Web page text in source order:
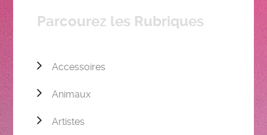
Parcourez les Rubriques
Accessoires
Animaux
Artistes